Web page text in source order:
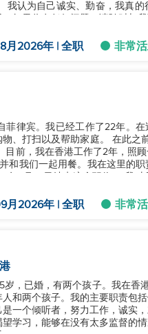
月2026年 | 全职 非常
菲律宾。我已经工作了22年。
、打扫以及帮助家庭。 在此之
目前，我在香港工作了2年，照
和我们一起用餐。我在这里的
月2026年 | 全职 非常
，已婚，有两个孩子。我在香
和两个孩子。我的主要职责包
一个倾听者，努力工作，诚实
学习，能够在没有太多监督的